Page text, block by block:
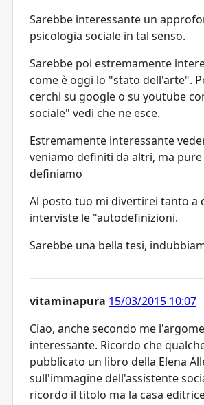
Sarebbe interessante un
psicologia sociale in tal senso.
Sarebbe poi estremamente
come è oggi lo "stato dell'arte".
cerchi su google o su youtube
sociale" vedi che ne esce.
Estremamente interessante
veniamo definiti da altri, ma pure
definiamo
Al posto tuo mi divertirei tanto a
interviste le "autodefinizioni.
Sarebbe una bella tesi,
vitaminapura 15/03/2015 10:07
Ciao, anche secondo me
interessante. Ricordo che
pubblicato un libro della Elena
sull'immagine dell'assistente
ricordo il titolo ma la casa